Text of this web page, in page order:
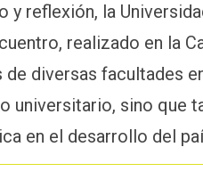
y reflexión, la
realizado en la
diversas facultades
universitario, sino que
en el desarrollo del